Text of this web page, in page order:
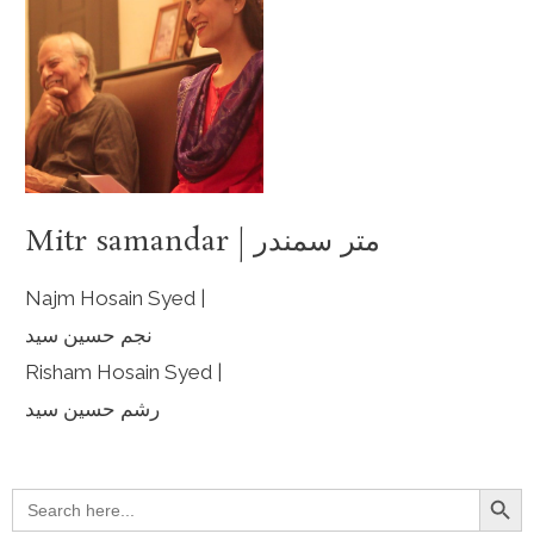
Mitr samandar | متر سمندر
Najm Hosain Syed |
نجم حسین سید
Risham Hosain Syed |
رشم حسین سید
Search
for:
Search Button